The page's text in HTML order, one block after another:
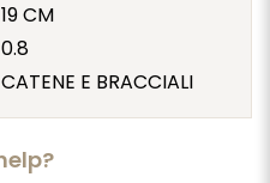
19 CM
0.8
CATENE E BRACCIALI